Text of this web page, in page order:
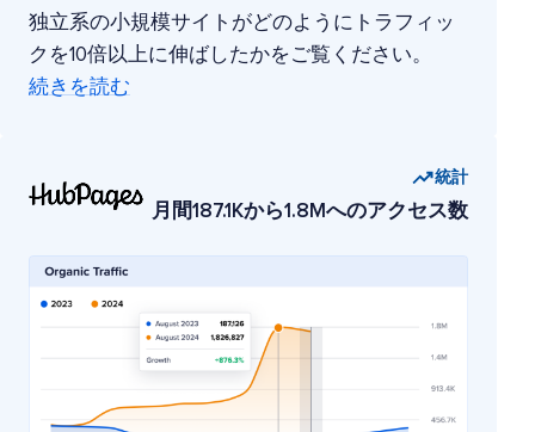
独立系の小規模サイトがどのようにトラフィッ
クを10倍以上に伸ばしたかをご覧ください。
続きを読む
統計
月間187.1Kから1.8Mへのアクセス数